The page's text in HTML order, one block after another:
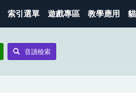
索引選單 遊戲專區 教學應用
音讀檢索